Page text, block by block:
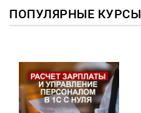
ПОПУЛЯРНЫЕ КУРСЫ